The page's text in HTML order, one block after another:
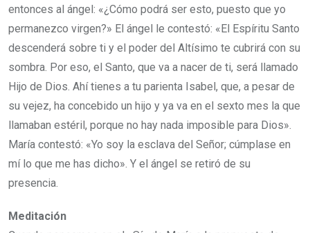
entonces al ángel: «¿Cómo podrá ser esto, puesto que yo
permanezco virgen?» El ángel le contestó: «El Espíritu Santo
descenderá sobre ti y el poder del Altísimo te cubrirá con su
sombra. Por eso, el Santo, que va a nacer de ti, será llamado
Hijo de Dios. Ahí tienes a tu parienta Isabel, que, a pesar de
su vejez, ha concebido un hijo y ya va en el sexto mes la que
llamaban estéril, porque no hay nada imposible para Dios».
María contestó: «Yo soy la esclava del Señor; cúmplase en
mí lo que me has dicho». Y el ángel se retiró de su
presencia.
Meditación